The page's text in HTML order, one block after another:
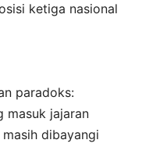
ketiga nasional
paradoks:
masuk jajaran
dibayangi